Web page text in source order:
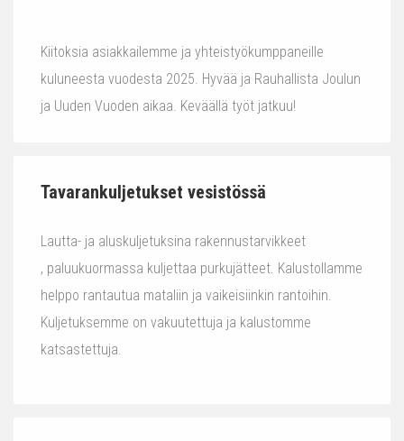
Kiitoksia asiakkailemme ja yhteistyökumppaneille
kuluneesta vuodesta 2025. Hyvää ja Rauhallista Joulun
ja Uuden Vuoden aikaa. Keväällä työt jatkuu!
Tavarankuljetukset vesistössä
Lautta- ja aluskuljetuksina rakennustarvikkeet
, paluukuormassa kuljettaa purkujätteet. Kalustollamme
helppo rantautua mataliin ja vaikeisiinkin rantoihin.
Kuljetuksemme on vakuutettuja ja kalustomme
katsastettuja.